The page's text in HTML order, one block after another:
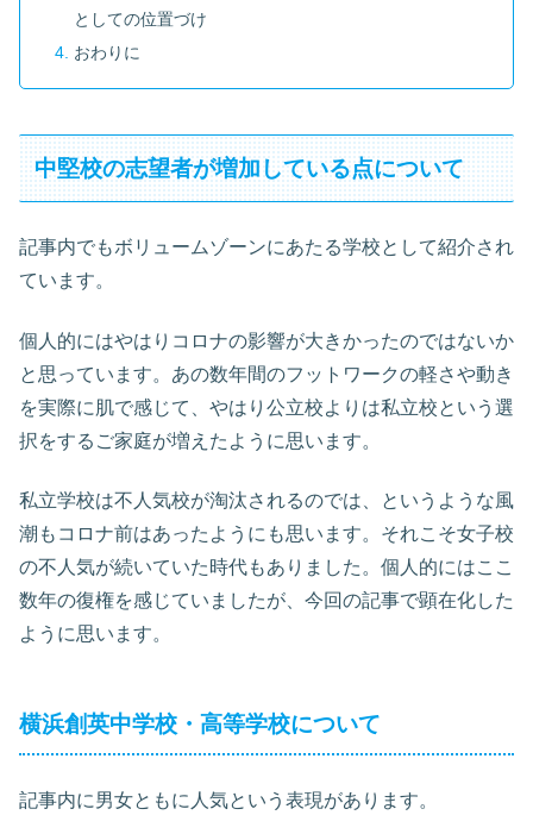
としての位置づけ
おわりに
中堅校の志望者が増加している点について
記事内でもボリュームゾーンにあたる学校として紹介され
ています。
個人的にはやはりコロナの影響が大きかったのではないか
と思っています。あの数年間のフットワークの軽さや動き
を実際に肌で感じて、やはり公立校よりは私立校という選
択をするご家庭が増えたように思います。
私立学校は不人気校が淘汰されるのでは、というような風
潮もコロナ前はあったようにも思います。それこそ女子校
の不人気が続いていた時代もありました。個人的にはここ
数年の復権を感じていましたが、今回の記事で顕在化した
ように思います。
横浜創英中学校・高等学校について
記事内に男女ともに人気という表現があります。